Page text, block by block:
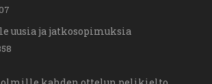
uusia ja jatkosopimuksia